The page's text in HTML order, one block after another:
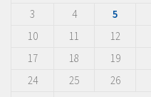
3
4 5
10
11 12
17
18 19
24
25 26